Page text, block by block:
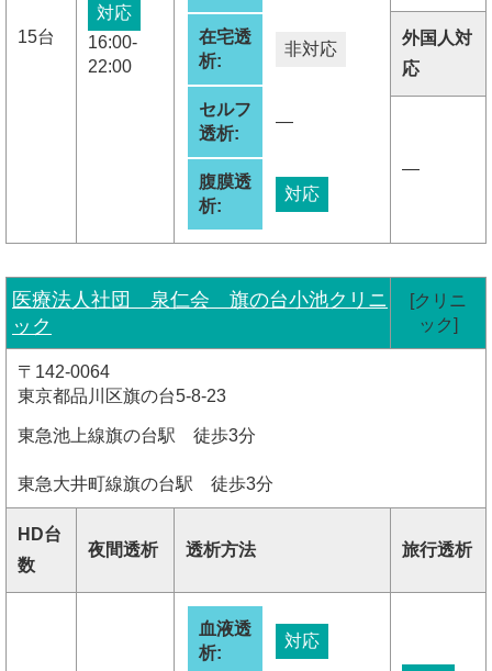
15台
対応
16:00-
22:00
在宅透
析:
非対応
セルフ
透析:
―
腹膜透
析:
対応
外国人対
応
―
医療法人社団 泉仁会 旗の台小池クリニ
ック
[クリニ
ック]
〒142-0064
東京都品川区旗の台5-8-23
東急池上線旗の台駅 徒歩3分
東急大井町線旗の台駅 徒歩3分
HD台
数
夜間透析 透析方法 旅行透析
血液透
析:
対応